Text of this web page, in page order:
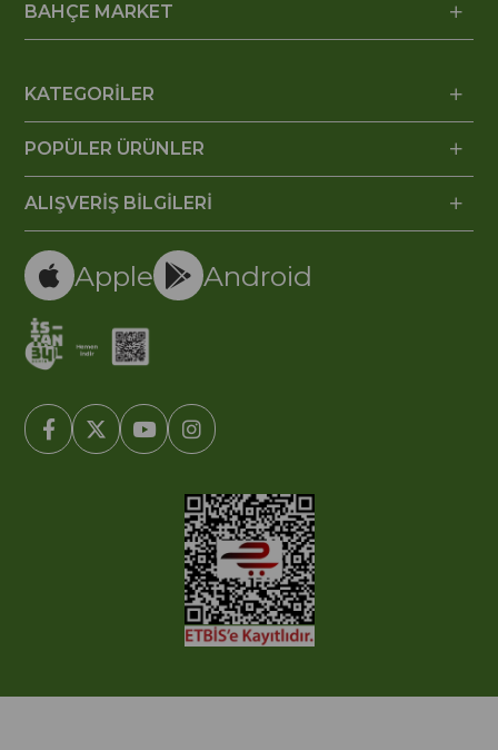
BAHÇE MARKET
KATEGORİLER
POPÜLER ÜRÜNLER
ALIŞVERİŞ BİLGİLERİ
Apple Android